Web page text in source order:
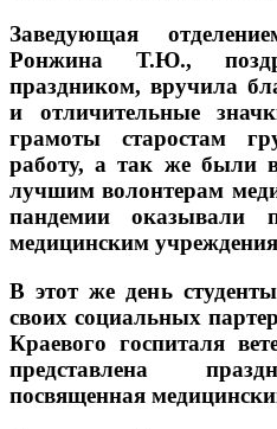
Заведующая
Ронжина Т.Ю.,
праздником, вручила
и отличительные
грамоты старостам
работу, а так же были
лучшим волонтерам
пандемии оказывали
медицинским
В этот же день
своих социальных
Краевого госпиталя
представлена
посвященная